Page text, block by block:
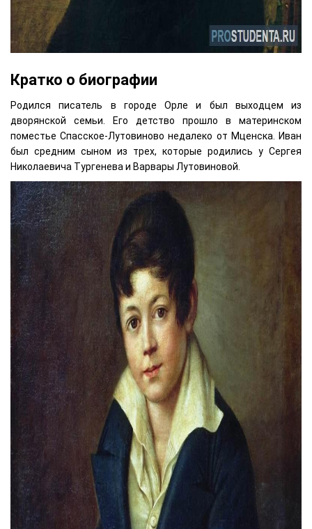
Кратко о биографии
Родился писатель в городе Орле и был выходцем из
дворянской семьи. Его детство прошло в материнском
поместье Спасское-Лутовиново недалеко от Мценска. Иван
был средним сыном из трех, которые родились у Сергея
Николаевича Тургенева и Варвары Лутовиновой.